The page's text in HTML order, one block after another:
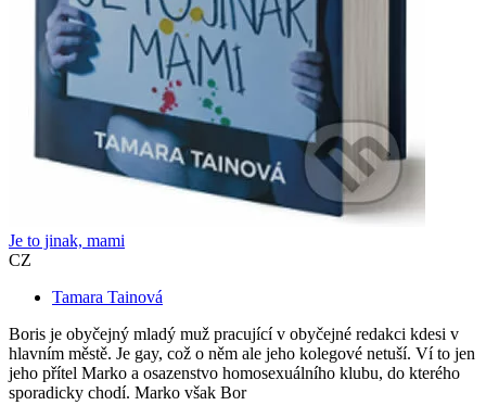
Je to jinak, mami
CZ
Tamara Tainová
Boris je obyčejný mladý muž pracující v obyčejné redakci kdesi v
hlavním městě. Je gay, což o něm ale jeho kolegové netuší. Ví to jen
jeho přítel Marko a osazenstvo homosexuálního klubu, do kterého
sporadicky chodí. Marko však Bor